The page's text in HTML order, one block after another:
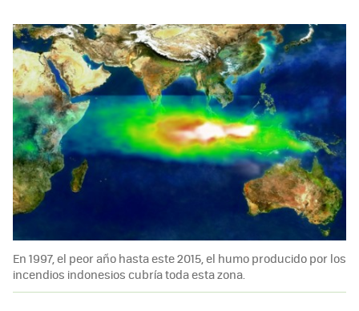
En 1997, el peor año hasta este 2015, el humo producido por los
incendios indonesios cubría toda esta zona.